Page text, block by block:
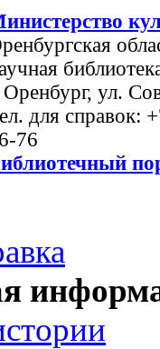
Оренбург, ул.
для справок:
76